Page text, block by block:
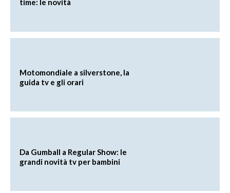
time: le novità
Motomondiale a silverstone, la
guida tv e gli orari
Da Gumball a Regular Show: le
grandi novità tv per bambini